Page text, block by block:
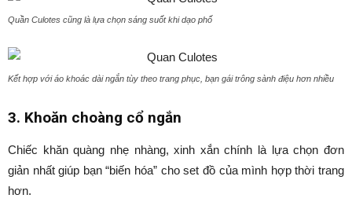
Quần Culotes cũng là lựa chọn sáng suốt khi dạo phố
Kết hợp với áo khoác dài ngắn tùy theo trang phục, bạn gái trông sành điệu hơn nhiều
3. Khoăn choàng cổ ngắn
Chiếc khăn quàng nhẹ nhàng, xinh xắn chính là lựa chọn đơn
giản nhất giúp bạn “biến hóa” cho set đồ của mình hợp thời trang
hơn.